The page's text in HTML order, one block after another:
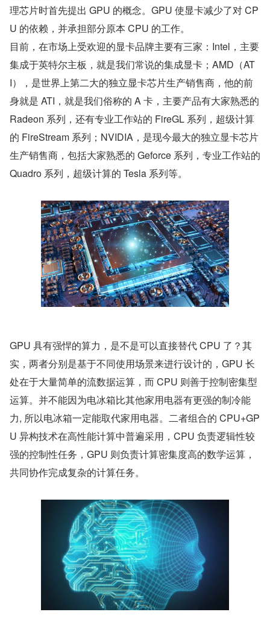
理芯片时首先提出 GPU 的概念。GPU 使显卡减少了对 CP
U 的依赖，并承担部分原本 CPU 的工作。
目前，在市场上受欢迎的显卡品牌主要有三家：Intel，主要
集成于英特尔主板，就是我们常说的集成显卡；AMD（AT
I），是世界上第二大的独立显卡芯片生产销售商，他的前
身就是 ATI，就是我们俗称的 A 卡，主要产品有大家熟悉的
Radeon 系列，还有专业工作站的 FireGL 系列，超级计算
的 FireStream 系列；NVIDIA，是现今最大的独立显卡芯片
生产销售商，包括大家熟悉的 Geforce 系列，专业工作站的
Quadro 系列，超级计算的 Tesla 系列等。
GPU 具有强悍的算力，是不是可以直接替代 CPU 了？其
实，两者分别是基于不同使用场景来进行设计的，GPU 长
处在于大量简单的流数据运算，而 CPU 则善于控制密集型
运算。并不能因为电冰箱比其他家用电器有更强的制冷能
力, 所以电冰箱一定能取代家用电器。二者组合的 CPU+GP
U 异构技术在高性能计算中普遍采用，CPU 负责逻辑性较
强的控制性任务，GPU 则负责计算密集度高的数学运算，
共同协作完成复杂的计算任务。